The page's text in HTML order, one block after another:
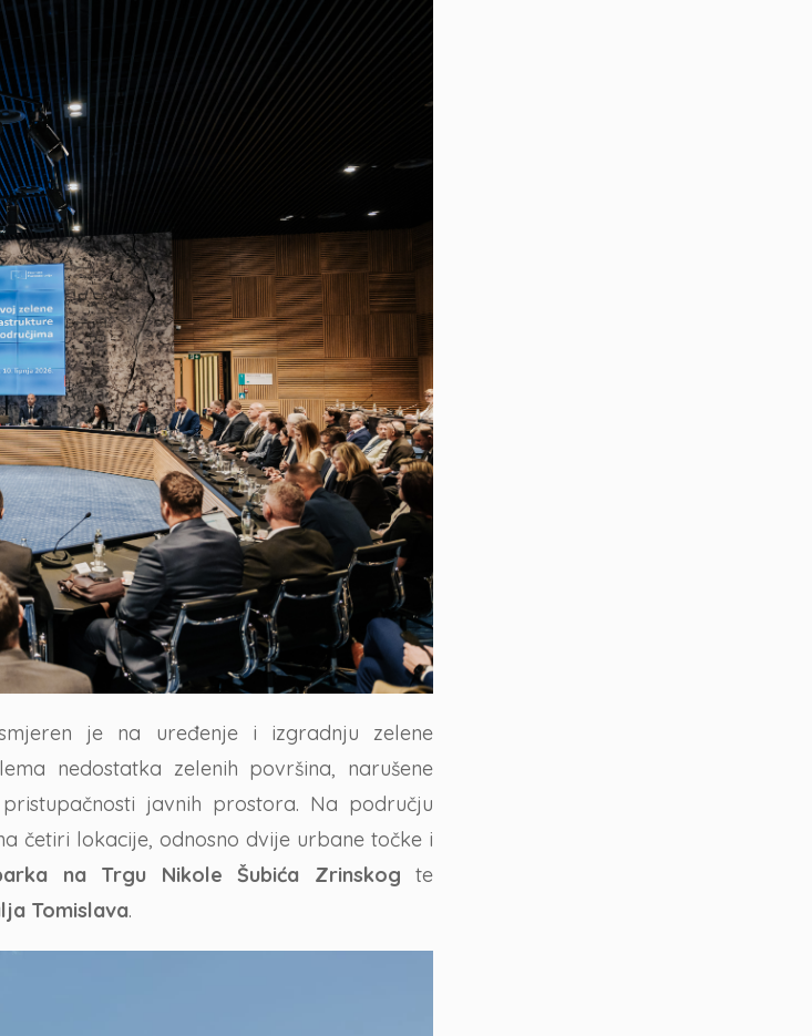
je na uređenje i izgradnju zelene
nedostatka zelenih površina, narušene
javnih prostora. Na području
četiri lokacije, odnosno dvije urbane točke i
na Trgu Nikole Šubića Zrinskog te
Tomislava.